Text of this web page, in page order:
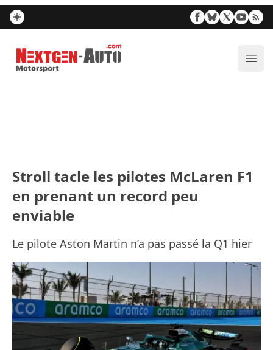
Nextgen-Auto.com
Stroll tacle les pilotes McLaren F1
en prenant un record peu
enviable
Le pilote Aston Martin n’a pas passé la Q1 hier